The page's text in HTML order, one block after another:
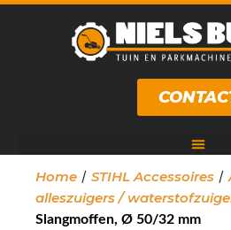
Home / STIHL Accessoires /
alleszuigers /
Slangmoffen, Ø 50/32 mm